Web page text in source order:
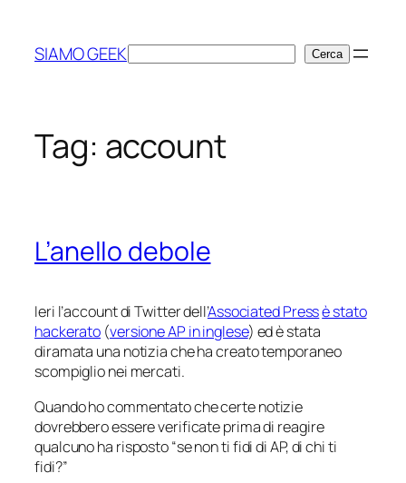
contenuto
SIAMO GEEKCerca Cerca
Tag: account
L’anello debole
Ieri l’account di Twitter dell’Associated Pressè stato
hackerato (versione AP in inglese) ed è stata
diramata una notizia che ha creato temporaneo
scompiglio nei mercati.
Quando ho commentato che certe notizie
dovrebbero essere verificate prima di reagire
qualcuno ha risposto “se non ti fidi di AP, di chi ti
fidi?”